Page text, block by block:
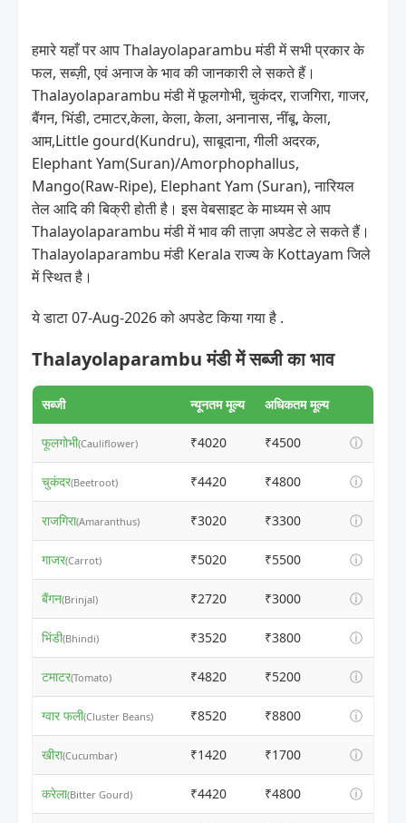
हमारे यहाँ पर आप Thalayolaparambu मंडी में सभी प्रकार के
फल, सब्ज़ी, एवं अनाज के भाव की जानकारी ले सकते हैं।
Thalayolaparambu मंडी में फूलगोभी, चुकंदर, राजगिरा, गाजर,
बैंगन, भिंडी, टमाटर,केला, केला, केला, अनानास, नींबू, केला,
आम,Little gourd(Kundru), साबूदाना, गीली अदरक,
Elephant Yam(Suran)/Amorphophallus,
Mango(Raw-Ripe), Elephant Yam (Suran), नारियल
तेल आदि की बिक्री होती है। इस वेबसाइट के माध्यम से आप
Thalayolaparambu मंडी में भाव की ताज़ा अपडेट ले सकते हैं।
Thalayolaparambu मंडी Kerala राज्य के Kottayam जिले
में स्थित है।
ये डाटा 07-Aug-2026 को अपडेट किया गया है .
Thalayolaparambu मंडी में सब्जी का भाव
सब्जी न्यूनतम मूल्य अधिकतम मूल्य
फूलगोभी(Cauliflower) ₹4020 ₹4500 ⓘ
चुकंदर(Beetroot) ₹4420 ₹4800 ⓘ
राजगिरा(Amaranthus) ₹3020 ₹3300 ⓘ
गाजर(Carrot) ₹5020 ₹5500 ⓘ
बैंगन(Brinjal) ₹2720 ₹3000 ⓘ
भिंडी(Bhindi) ₹3520 ₹3800 ⓘ
टमाटर(Tomato) ₹4820 ₹5200 ⓘ
ग्वार फली(Cluster Beans) ₹8520 ₹8800 ⓘ
खीरा(Cucumbar) ₹1420 ₹1700 ⓘ
करेला(Bitter Gourd) ₹4420 ₹4800 ⓘ